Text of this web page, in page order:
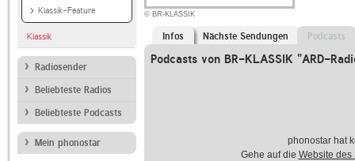
Klassik-Feature
Klassik
Radiosender
Beliebteste Radios
Beliebteste Podcasts
Mein phonostar
© BR-KLASSIK
Infos Nächste Sendungen Podcasts
Podcasts von BR-KLASSIK "ARD-
phonostar hat
Gehe auf die Website des